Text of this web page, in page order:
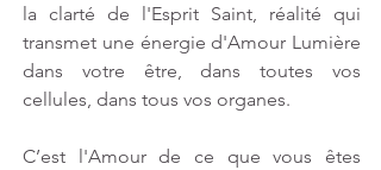
la clarté de l'Esprit Saint, réalité qui
transmet une énergie d'Amour Lumière
dans votre être, dans toutes vos
cellules, dans tous vos organes.
C’est l'Amour de ce que vous êtes